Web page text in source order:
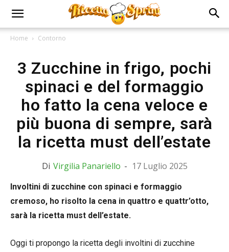
Home Contorno
3 Zucchine in frigo, pochi
spinaci e del formaggio
ho fatto la cena veloce e
più buona di sempre, sarà
la ricetta must dell’estate
Di Virgilia Panariello - 17 Luglio 2025
Involtini di zucchine con spinaci e formaggio
cremoso, ho risolto la cena in quattro e quattr’otto,
sarà la ricetta must dell’estate.
Oggi ti propongo la ricetta degli involtini di zucchine